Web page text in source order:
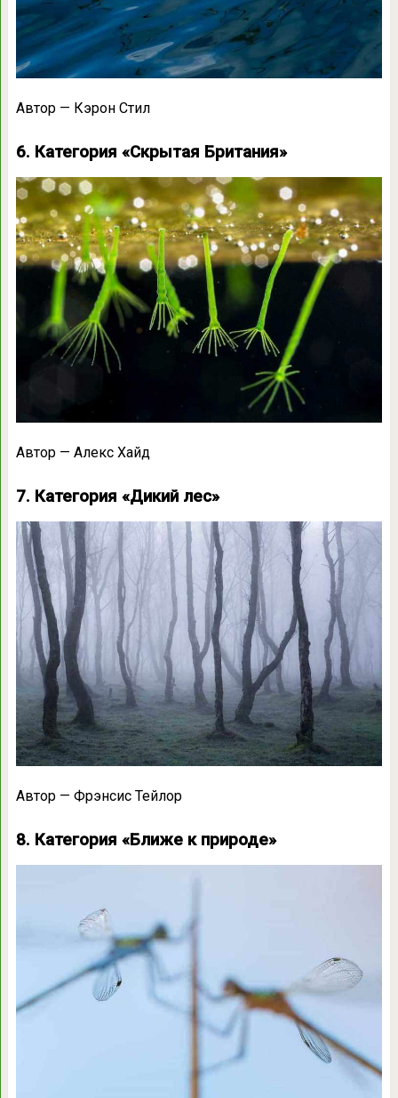
Автор — Кэрон Стил
6. Категория «Скрытая Британия»
Автор — Алекс Хайд
7. Категория «Дикий лес»
Автор — Фрэнсис Тейлор
8. Категория «Ближе к природе»